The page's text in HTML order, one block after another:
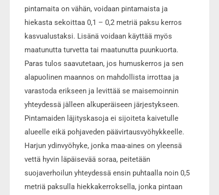
pintamaita on vähän, voidaan pintamaista ja
hiekasta sekoittaa 0,1 – 0,2 metriä paksu kerros
kasvualustaksi. Lisänä voidaan käyttää myös
maatunutta turvetta tai maatunutta puunkuorta.
Paras tulos saavutetaan, jos humuskerros ja sen
alapuolinen maannos on mahdollista irrottaa ja
varastoda erikseen ja levittää se maisemoinnin
yhteydessä jälleen alkuperäiseen järjestykseen.
Pintamaiden läjityskasoja ei sijoiteta kaivetulle
alueelle eikä pohjaveden päävirtausvyöhykkeelle.
Harjun ydinvyöhyke, jonka maa-aines on yleensä
vettä hyvin läpäisevää soraa, peitetään
suojaverhoilun yhteydessä ensin puhtaalla noin 0,5
metriä paksulla hiekkakerroksella, jonka pintaan